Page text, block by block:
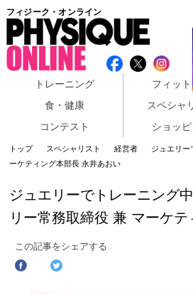
フィジーク・オンライン
トレーニング
フィッ
食・健康
スペシャ
コンテスト
ショッ
トップ スペシャリスト 経営者
ジュエリー
ーケティング本部長 永井あおい
ジュエリーでトレーニング
リー常務取締役 兼 マーケ
この記事をシェアする